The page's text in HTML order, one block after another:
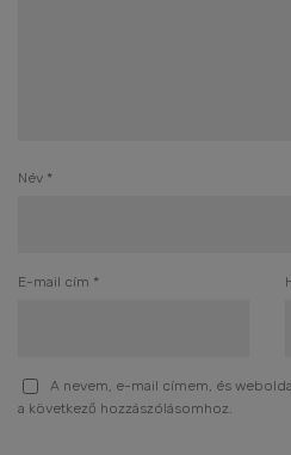
Név *
E-mail cím *
A nevem, e-mail címem, és
a következő hozzászólásomhoz.